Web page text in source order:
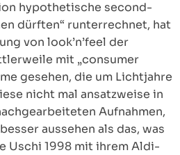
hypothetische second-
dürften“ runterrechnet, hat
von look’n’feel der
mit „consumer
gesehen, die um Lichtjahre
nicht mal ansatzweise in
Aufnahmen,
aussehen als das, was
Uschi 1998 mit ihrem Aldi-